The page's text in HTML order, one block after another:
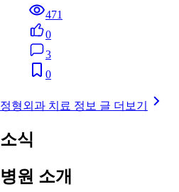
471
0
3
0
정형외과 치료 정보 글 더보기
소식
병원 소개